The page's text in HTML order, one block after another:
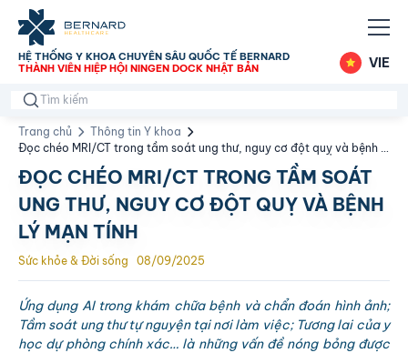
HỆ THỐNG Y KHOA CHUYÊN SÂU QUỐC TẾ BERNARD
THÀNH VIÊN HIỆP HỘI NINGEN DOCK NHẬT BẢN
VIE
Trang chủ
Thông tin Y khoa
Đọc chéo MRI/CT trong tầm soát ung thư, nguy cơ đột quỵ và bệnh lý
ĐỌC CHÉO MRI/CT TRONG TẦM SOÁT
UNG THƯ, NGUY CƠ ĐỘT QUỴ VÀ BỆNH
LÝ MẠN TÍNH
Sức khỏe & Đời sống 08/09/2025
Ứng dụng AI trong khám chữa bệnh và chẩn đoán hình ảnh;
Tầm soát ung thư tự nguyện tại nơi làm việc; Tương lai của y
học dự phòng chính xác… là những vấn đề nóng bỏng được